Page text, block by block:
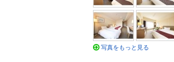
写真をもっと見る